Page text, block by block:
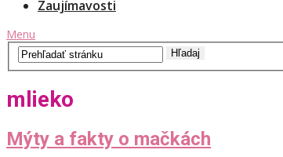
Zaujímavosti
Menu
mlieko
Mýty a fakty o mačkách